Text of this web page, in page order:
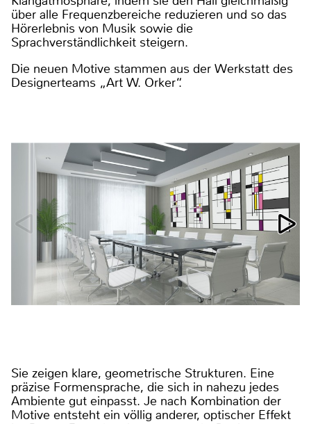
über alle Frequenzbereiche reduzieren und so das
Hörerlebnis von Musik sowie die
Sprachverständlichkeit steigern.
Die neuen Motive stammen aus der Werkstatt des
Designerteams „Art W. Orker“.
Sie zeigen klare, geometrische Strukturen. Eine
präzise Formensprache, die sich in nahezu jedes
Ambiente gut einpasst. Je nach Kombination der
Motive entsteht ein völlig anderer, optischer Effekt